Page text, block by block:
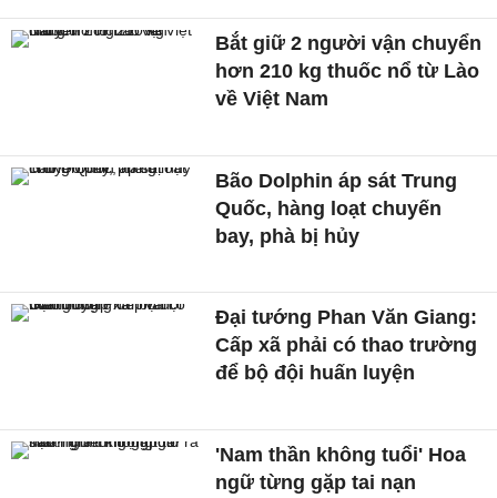
Bắt giữ 2 người vận chuyển
hơn 210 kg thuốc nổ từ Lào
về Việt Nam
Bão Dolphin áp sát Trung
Quốc, hàng loạt chuyến
bay, phà bị hủy
Đại tướng Phan Văn Giang:
Cấp xã phải có thao trường
để bộ đội huấn luyện
'Nam thần không tuổi' Hoa
ngữ từng gặp tai nạn